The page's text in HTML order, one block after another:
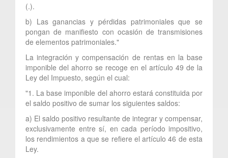
(.).
b) Las ganancias y pérdidas patrimoniales que se
pongan de manifiesto con ocasión de transmisiones
de elementos patrimoniales."
La integración y compensación de rentas en la base
imponible del ahorro se recoge en el artículo 49 de la
Ley del Impuesto, según el cual:
"1. La base imponible del ahorro estará constituida por
el saldo positivo de sumar los siguientes saldos:
a) El saldo positivo resultante de integrar y compensar,
exclusivamente entre sí, en cada período impositivo,
los rendimientos a que se refiere el artículo 46 de esta
Ley.